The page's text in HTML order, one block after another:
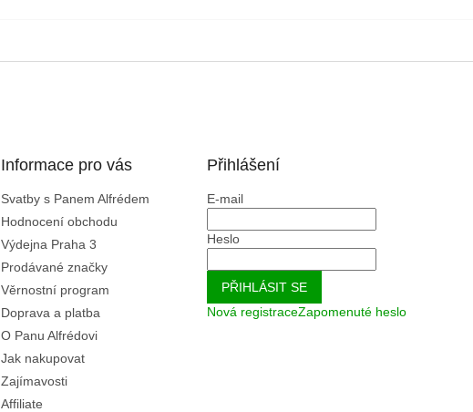
Informace pro vás
Svatby s Panem Alfrédem
Hodnocení obchodu
Výdejna Praha 3
Prodávané značky
Věrnostní program
Doprava a platba
O Panu Alfrédovi
Jak nakupovat
Zajímavosti
Affiliate
Přihlášení
E-mail
Heslo
PŘIHLÁSIT SE
Nová registraceZapomenuté heslo